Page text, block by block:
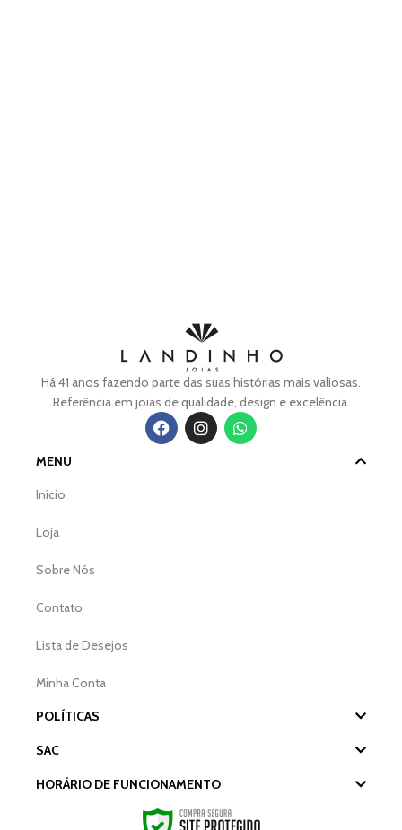
Há 41 anos fazendo parte das suas histórias mais valiosas.
Referência em joias de qualidade, design e excelência.
MENU
Início
Loja
Sobre Nós
Contato
Lista de Desejos
Minha Conta
POLÍTICAS
SAC
HORÁRIO DE FUNCIONAMENTO